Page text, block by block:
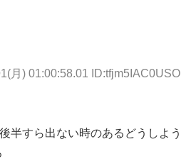
月) 01:00:58.01 ID:tfjm5IAC0USO
半すら出ない時のあるどうしよう